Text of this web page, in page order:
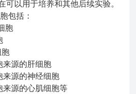
可以用于培养和其他后续实验。
包括：
胞
胞
来源的肝细胞
来源的神经细胞
来源的心肌细胞等